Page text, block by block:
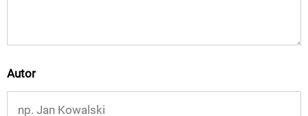
Autor